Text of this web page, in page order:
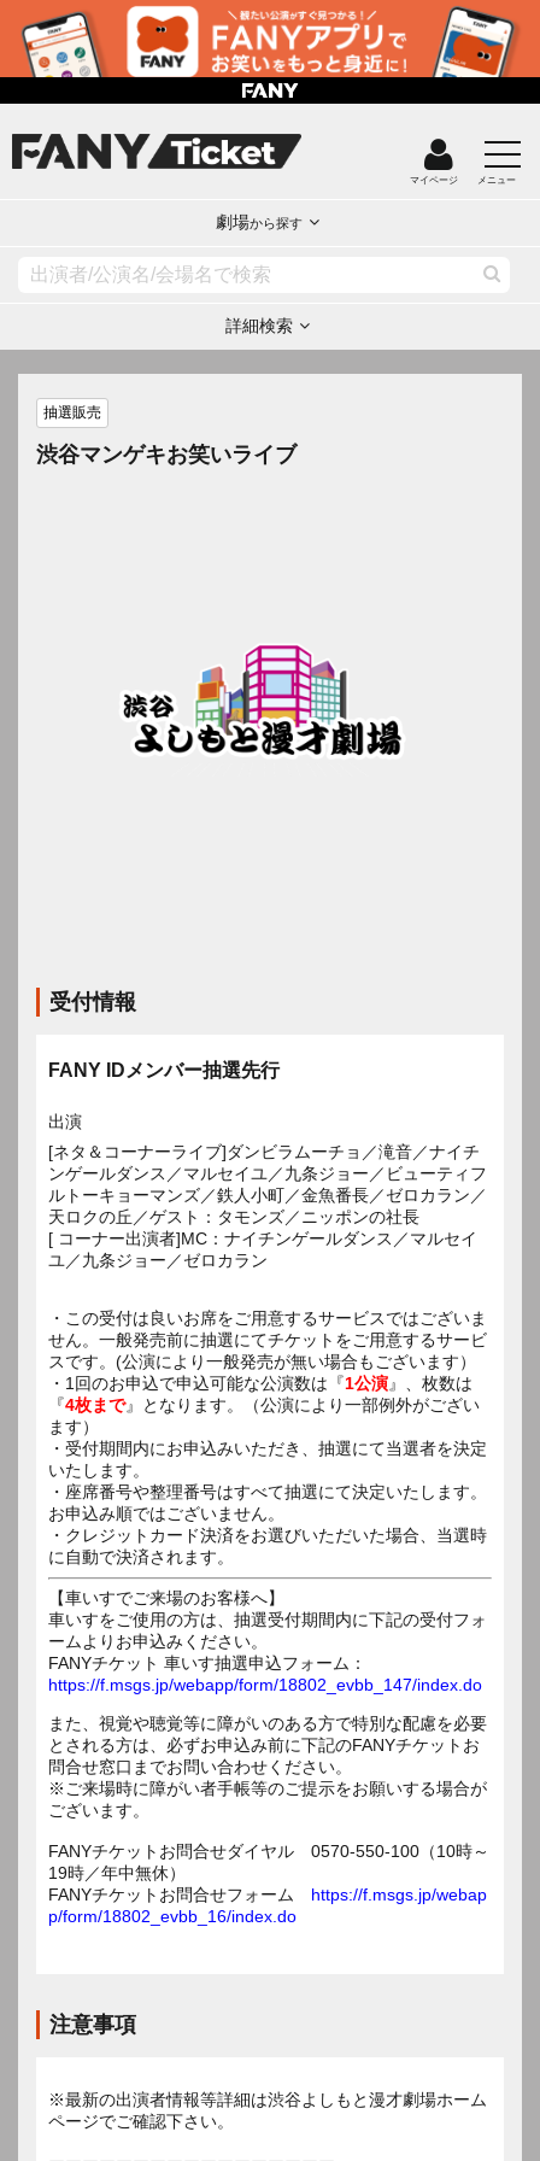
マイページ メニュー
劇場から探す
詳細検索
抽選販売
渋谷マンゲキお笑いライブ
受付情報
FANY IDメンバー抽選先行
出演
[ネタ＆コーナーライブ]ダンビラムーチョ／滝音／ナイチ
ンゲールダンス／マルセイユ／九条ジョー／ビューティフ
ルトーキョーマンズ／鉄人小町／金魚番長／ゼロカラン／
天ロクの丘／ゲスト：タモンズ／ニッポンの社長
[ コーナー出演者]MC：ナイチンゲールダンス／マルセイ
ユ／九条ジョー／ゼロカラン
・この受付は良いお席をご用意するサービスではございま
せん。一般発売前に抽選にてチケットをご用意するサービ
スです。(公演により一般発売が無い場合もございます）
・1回のお申込で申込可能な公演数は『1公演』、枚数は
『4枚まで』となります。（公演により一部例外がござい
ます）
・受付期間内にお申込みいただき、抽選にて当選者を決定
いたします。
・座席番号や整理番号はすべて抽選にて決定いたします。
お申込み順ではございません。
・クレジットカード決済をお選びいただいた場合、当選時
に自動で決済されます。
【車いすでご来場のお客様へ】
車いすをご使用の方は、抽選受付期間内に下記の受付フォ
ームよりお申込みください。
FANYチケット 車いす抽選申込フォーム：
https://f.msgs.jp/webapp/form/18802_evbb_147/index.do
また、視覚や聴覚等に障がいのある方で特別な配慮を必要
とされる方は、必ずお申込み前に下記のFANYチケットお
問合せ窓口までお問い合わせください。
※ご来場時に障がい者手帳等のご提示をお願いする場合が
ございます。
FANYチケットお問合せダイヤル 0570-550-100（10時～
19時／年中無休）
FANYチケットお問合せフォーム https://f.msgs.jp/webap
p/form/18802_evbb_16/index.do
注意事項
※最新の出演者情報等詳細は渋谷よしもと漫才劇場ホーム
ページでご確認下さい。